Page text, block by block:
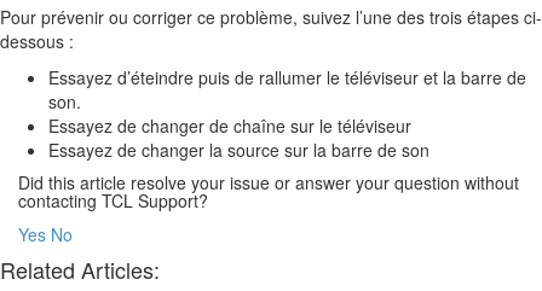
Pour prévenir ou corriger ce problème, suivez l’une des trois étapes ci-
dessous :
Essayez d’éteindre puis de rallumer le téléviseur et la barre de
son.
Essayez de changer de chaîne sur le téléviseur
Essayez de changer la source sur la barre de son
Did this article resolve your issue or answer your question without
contacting TCL Support?
Yes No
Related Articles: